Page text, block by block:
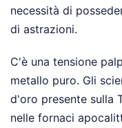
necessità di
di astrazioni.
C'è una tensione
metallo puro. Gli
d'oro presente sulla
nelle fornaci